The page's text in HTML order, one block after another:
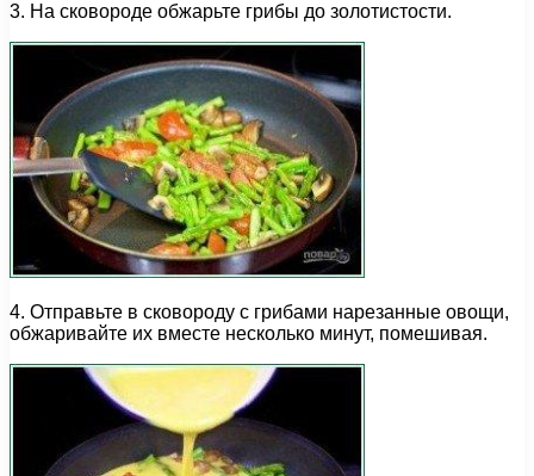
3. На сковороде обжарьте грибы до золотистости.
4. Отправьте в сковороду с грибами нарезанные овощи,
обжаривайте их вместе несколько минут, помешивая.